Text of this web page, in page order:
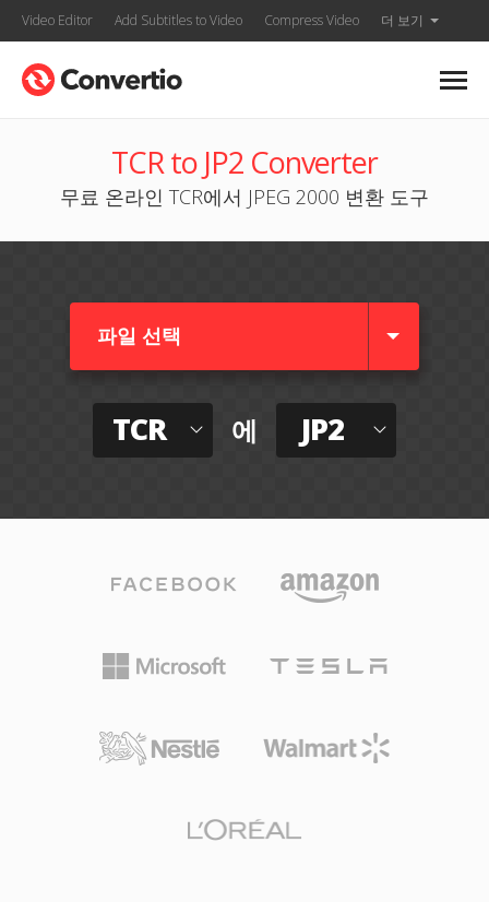
Video Editor Add Subtitles to Video Compress Video 더 보기
TCR to JP2 Converter
무료 온라인 TCR에서 JPEG 2000 변환 도구
파일 선택
TCR 에 JP2